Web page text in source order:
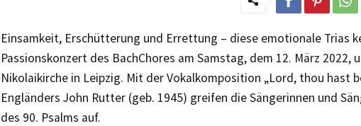
Einsamkeit, Erschütterung und Errettung – diese emotionale Trias
Passionskonzert des BachChores am Samstag, dem 12. März 2022,
Nikolaikirche in Leipzig. Mit der Vokalkomposition „Lord, thou hast
Engländers John Rutter (geb. 1945) greifen die Sängerinnen und
des 90. Psalms auf.